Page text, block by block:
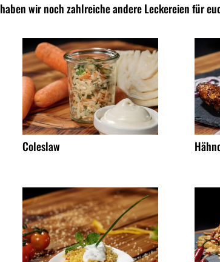
wir noch zahlreiche andere Leckereien für
Coleslaw